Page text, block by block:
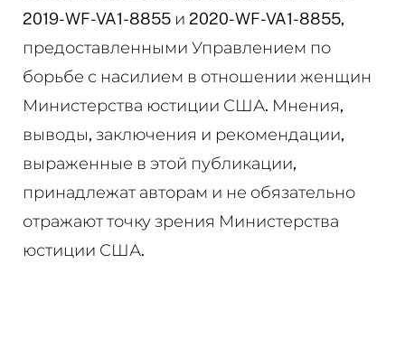
2019-WF-VA1-8855 и 2020-WF-VA1-8855,
предоставленными Управлением по
борьбе с насилием в отношении женщин
Министерства юстиции США. Мнения,
выводы, заключения и рекомендации,
выраженные в этой публикации,
принадлежат авторам и не обязательно
отражают точку зрения Министерства
юстиции США.